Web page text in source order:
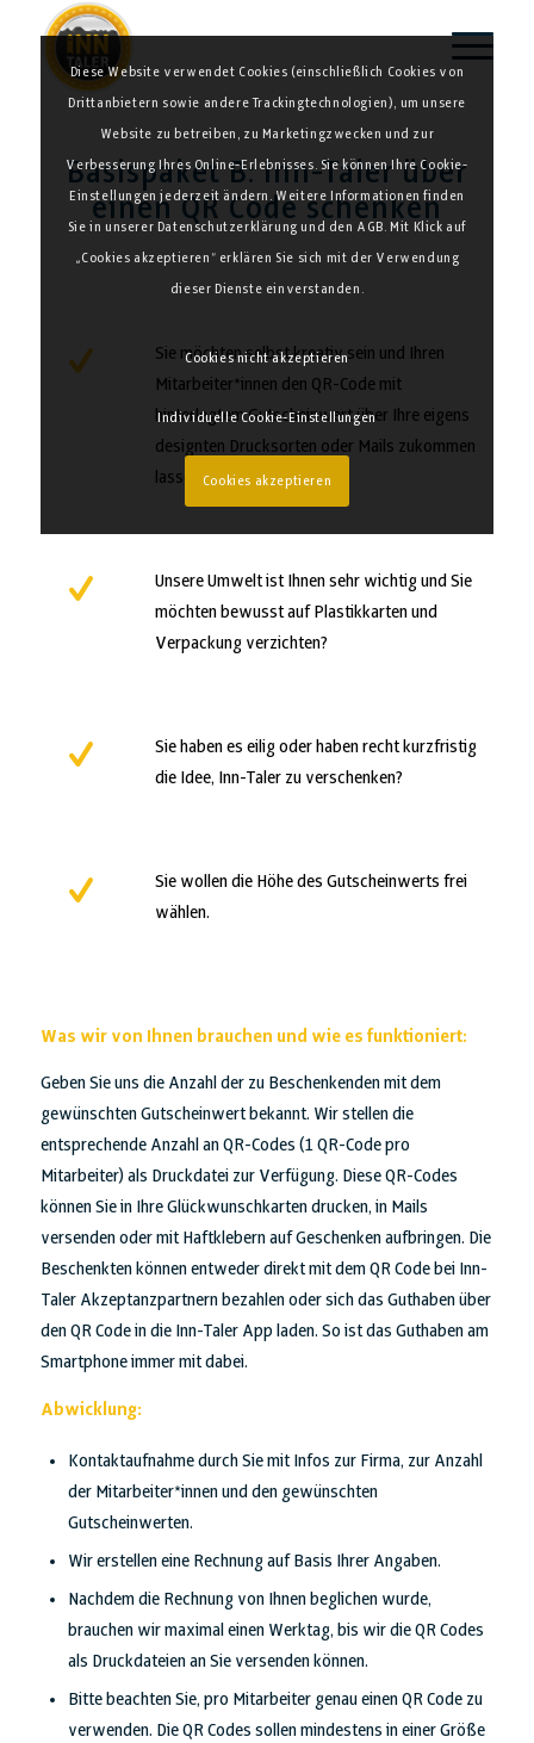
Basispaket B: Inn-Taler über
einen QR Code schenken
Sie möchten selbst kreativ sein und Ihren
Mitarbeiter*innen den QR-Code mit
hinterlegtem Gutscheinwert über Ihre eigens
designten Drucksorten oder Mails zukommen
lassen?
Unsere Umwelt ist Ihnen sehr wichtig und Sie
möchten bewusst auf Plastikkarten und
Verpackung verzichten?
Sie haben es eilig oder haben recht kurzfristig
die Idee, Inn-Taler zu verschenken?
Sie wollen die Höhe des Gutscheinwerts frei
wählen.
Was wir von Ihnen brauchen und wie es funktioniert:
Geben Sie uns die Anzahl der zu Beschenkenden mit dem
gewünschten Gutscheinwert bekannt. Wir stellen die
entsprechende Anzahl an QR-Codes (1 QR-Code pro
Mitarbeiter) als Druckdatei zur Verfügung. Diese QR-Codes
können Sie in Ihre Glückwunschkarten drucken, in Mails
versenden oder mit Haftklebern auf Geschenken aufbringen. Die
Beschenkten können entweder direkt mit dem QR Code bei Inn-
Taler Akzeptanzpartnern bezahlen oder sich das Guthaben über
den QR Code in die Inn-Taler App laden. So ist das Guthaben am
Smartphone immer mit dabei.
Abwicklung:
Kontaktaufnahme durch Sie mit Infos zur Firma, zur Anzahl
der Mitarbeiter*innen und den gewünschten
Gutscheinwerten.
Wir erstellen eine Rechnung auf Basis Ihrer Angaben.
Nachdem die Rechnung von Ihnen beglichen wurde,
brauchen wir maximal einen Werktag, bis wir die QR Codes
als Druckdateien an Sie versenden können.
Bitte beachten Sie, pro Mitarbeiter genau einen QR Code zu
verwenden. Die QR Codes sollen mindestens in einer Größe
Diese Website verwendet Cookies (einschließlich Cookies von
Drittanbietern sowie andere Trackingtechnologien), um unsere
Website zu betreiben, zu Marketingzwecken und zur
Verbesserung Ihres Online-Erlebnisses. Sie können Ihre Cookie-
Einstellungen jederzeit ändern. Weitere Informationen finden
Sie in unserer Datenschutzerklärung und den AGB. Mit Klick auf
„Cookies akzeptieren“ erklären Sie sich mit der Verwendung
dieser Dienste einverstanden.
Cookies nicht akzeptieren
Individuelle Cookie-Einstellungen
Cookies akzeptieren